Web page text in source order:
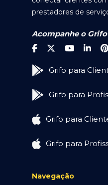
prestadores de
Acompanhe o
Grifo para
Grifo para
Grifo para
Grifo para
Navegação